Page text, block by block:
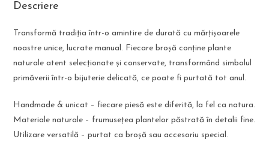
Descriere
Transformă tradiția într-o amintire de durată cu mărțișoarele
noastre unice, lucrate manual. Fiecare broșă conține plante
naturale atent selecționate și conservate, transformând simbolul
primăverii într-o bijuterie delicată, ce poate fi purtată tot anul.
Handmade & unicat – fiecare piesă este diferită, la fel ca natura.
Materiale naturale – frumusețea plantelor păstrată în detalii fine.
Utilizare versatilă – purtat ca broșă sau accesoriu special.